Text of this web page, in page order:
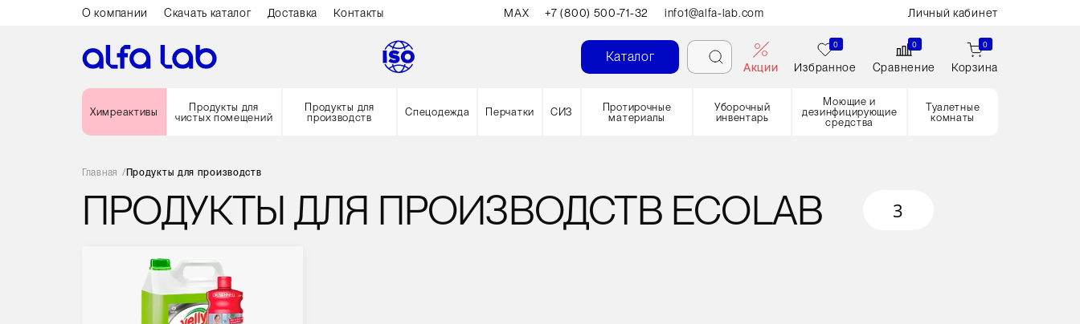
О компании Скачать каталог Доставка Контакты MAX +7 (800) 500-71-32 info1@alfa-lab.com Личный кабинет
Каталог
Акции
0
Избранное
0
Сравнение
0
Корзина
Химреактивы
Продукты для
чистых помещений
Продукты для
производств
Спецодежда Перчатки СИЗ
Протирочные
материалы
Уборочный
инвентарь
Моющие и
дезинфицирующие
средства
Туалетные
комнаты
Главная / Продукты для производств
ПРОДУКТЫ ДЛЯ ПРОИЗВОДСТВ ECOLAB 3